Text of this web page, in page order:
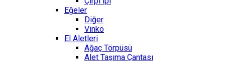
Eğeler
Diğer
Vinko
El Aletleri
Ağaç Törpüsü
Alet Taşıma Çantası